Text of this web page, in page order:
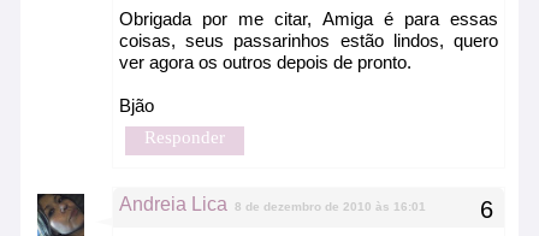
Obrigada por me citar, Amiga é para essas
coisas, seus passarinhos estão lindos, quero
ver agora os outros depois de pronto.
Bjão
Responder
Andreia Lica 8 de dezembro de 2010 às 16:01